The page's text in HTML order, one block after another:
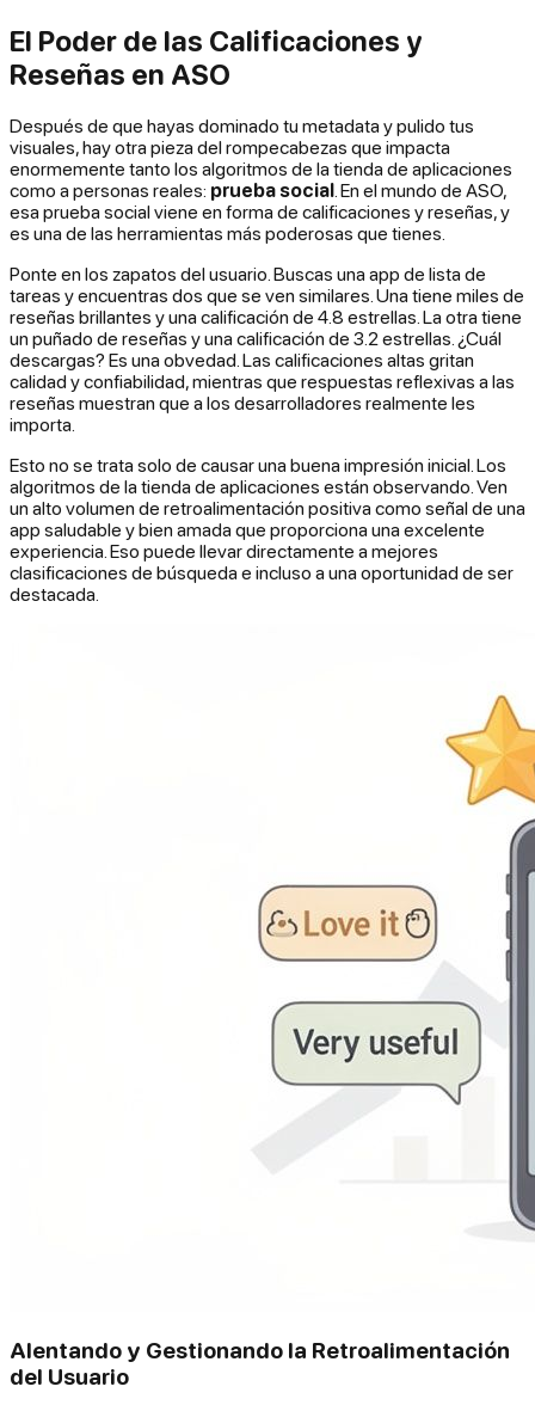
El Poder de las Calificaciones y
Reseñas en ASO
Después de que hayas dominado tu metadata y pulido tus
visuales, hay otra pieza del rompecabezas que impacta
enormemente tanto los algoritmos de la tienda de aplicaciones
como a personas reales: prueba social . En el mundo de ASO,
esa prueba social viene en forma de calificaciones y reseñas, y
es una de las herramientas más poderosas que tienes.
Ponte en los zapatos del usuario. Buscas una app de lista de
tareas y encuentras dos que se ven similares. Una tiene miles de
reseñas brillantes y una calificación de 4.8 estrellas. La otra tiene
un puñado de reseñas y una calificación de 3.2 estrellas. ¿Cuál
descargas? Es una obvedad. Las calificaciones altas gritan
calidad y confiabilidad, mientras que respuestas reflexivas a las
reseñas muestran que a los desarrolladores realmente les
importa.
Esto no se trata solo de causar una buena impresión inicial. Los
algoritmos de la tienda de aplicaciones están observando. Ven
un alto volumen de retroalimentación positiva como señal de una
app saludable y bien amada que proporciona una excelente
experiencia. Eso puede llevar directamente a mejores
clasificaciones de búsqueda e incluso a una oportunidad de ser
destacada.
Alentando y Gestionando la Retroalimentación
del Usuario